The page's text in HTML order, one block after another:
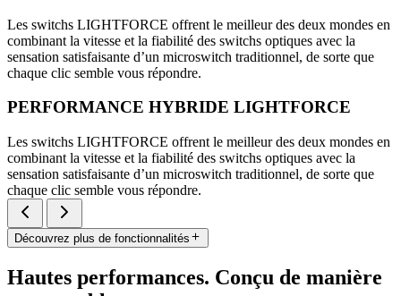
Les switchs LIGHTFORCE offrent le meilleur des deux mondes en
combinant la vitesse et la fiabilité des switchs optiques avec la
sensation satisfaisante d’un microswitch traditionnel, de sorte que
chaque clic semble vous répondre.
PERFORMANCE HYBRIDE LIGHTFORCE
Les switchs LIGHTFORCE offrent le meilleur des deux mondes en
combinant la vitesse et la fiabilité des switchs optiques avec la
sensation satisfaisante d’un microswitch traditionnel, de sorte que
chaque clic semble vous répondre.
Découvrez plus de fonctionnalités
Hautes performances. Conçu de manière